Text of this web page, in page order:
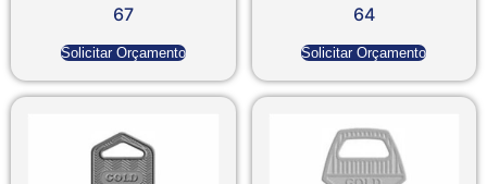
67
Solicitar Orçamento
64
Solicitar Orçamento